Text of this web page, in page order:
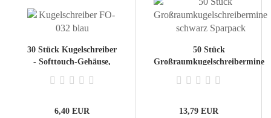
30 Stück Kugelschreiber
- Softtouch-Gehäuse,
schnell trocknende
sortiert
6,40 EUR
50 Stück
Großraumkugelschreibermine
13,79 EUR